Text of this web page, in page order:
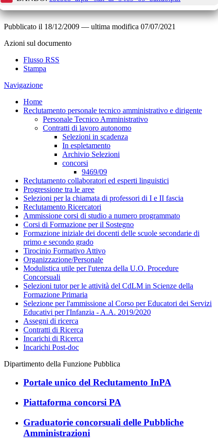
Pubblicato il 18/12/2009 — ultima modifica 07/07/2021
Azioni sul documento
Flusso RSS
Stampa
Navigazione
Home
Reclutamento personale tecnico amministrativo e dirigente
Personale Tecnico Amministrativo
Contratti di lavoro autonomo
Selezioni in scadenza
In espletamento
Archivio Selezioni
concorsi
9469/09
Reclutamento collaboratori ed esperti linguistici
Progressione tra le aree
Selezioni per la chiamata di professori di I e II fascia
Reclutamento Ricercatori
Ammissione corsi di studio a numero programmato
Corsi di Formazione per il Sostegno
Formazione iniziale dei docenti delle scuole secondarie di
primo e secondo grado
Tirocinio Formativo Attivo
Organizzazione/Personale
Modulistica utile per l'utenza della U.O. Procedure
Concorsuali
Selezioni tutor per le attività del CdLM in Scienze della
Formazione Primaria
Selezione per l'ammissione al Corso per Educatori dei Servizi
Educativi per l'Infanzia - A.A. 2019/2020
Assegni di ricerca
Contratti di Ricerca
Incarichi di Ricerca
Incarichi Post-doc
Dipartimento della Funzione Pubblica
Portale unico del Reclutamento InPA
Piattaforma concorsi PA
Graduatorie concorsuali delle Pubbliche
Amministrazioni